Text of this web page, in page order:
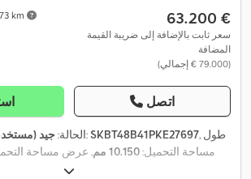
km ‏63.200 €
سعر ثابت بالإضافة إلى ضريبة القيمة
المضافة
(‏79.000 € إجمالي)
اتصل
الحالة:جيد , رقم الآلة/المركبة:SKBT48B41PKE27697, طول
مساحة التحميل:10.150 مم , عرض مساحة
مساحة التحميل: